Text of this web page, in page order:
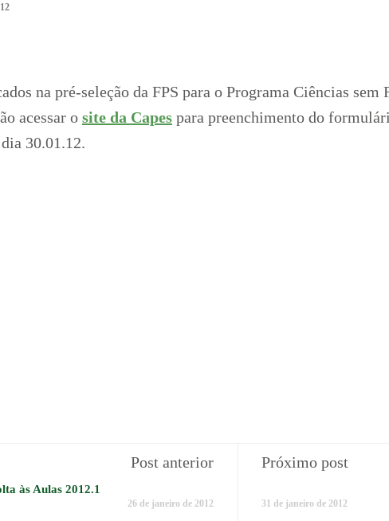
na pré-seleção da FPS para o Programa Ciências sem
acessar o site da Capes para preenchimento do
30.01.12.
Post anterior
às Aulas 2012.1
26 de janeiro de 2012
Próximo post
31 de janeiro de 2012